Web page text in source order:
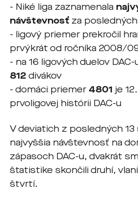
- Niké liga zaznamenala
návštevnosť za
- ligový priemer prekročil
prvýkrát od ročníka 2008/
- na 16 ligových duelov
812 divákov
- domáci priemer 4801 je
prvoligovej histórii DAC-u
V deviatich z posledných
najvyššia návštevnosť na
zápasoch DAC-u, dvakrát
štatistike skončili druhí,
štvrtí.